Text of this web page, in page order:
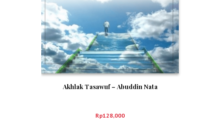
Akhlak Tasawuf – Abuddin Nata
Rp128,000